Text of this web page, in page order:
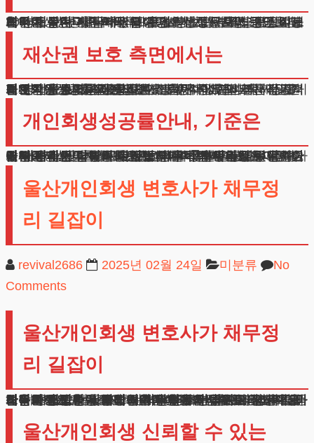
개인회생성공률 구체적으로 살펴보면, 사업 운영 실패의 경우 관련 세금계산서나 폐업신고서, 질병치료비로 인한 채무는 진단서와 영수증, 생활비 부족으로 인한 채무는 실직 기록이나 급여명세서 등으로 입증이 가능합니다.
이러한 불가피한 채무 발생 경위는 법원에서 긍정적으로 검토됩니다. 실제 사례를 보면, 채무발생 원인을 명확히 입증한 사건의 경우 개인회생성공률이 평균보다 20% 이상 높게 나타났습니다.
재산권 보호 측면에서는
개인회생성공률 재산권 보호 측면에서는 더욱 세밀한 검토가 필요합니다.
기본적인 주거공간은 물론, 생계유지에 필요한 자동차나 영업용 설비, 일상생활에 필수적인 가전제품 등도 보호받을 수 있습니다.
개인회생성공률을 높이면서도 동시에 귀하의 재산을 최대한 보호하는 균형잡힌 전략이 중요합니다. 장기적인 경제활동 계획 수립도 간과할 수 없습니다.
변제기간 동안의 생활설계와 함께, 이후의 경제적 재기를 위한 준비도 필요합니다.
개인회생성공률안내, 기준은
개인회생성공률안내 관련하여 주목할 만한 또 다른 요소는 변제금 납부의 안정성입니다. 자동이체 설정이나 급여공제 등을 활용하면 납부 누락의 위험을 줄일 수 있습니다.
실제로 자동이체를 활용한 사례의 변제 완료율이 일반 납부 사례보다 높게 나타났습니다. 채무조정은 단순한 부채 경감이 아닌, 새로운 경제적 출발을 위한 과정입니다.
이 과정에서 발생하는 모든 법률적 문제와 실무적 절차에 대해 상세한 자문이 필요하실 것입니다.
위 내용과 관련하여 추가로 궁금하신 사항이 있으시다면 언제든 상담해 드리겠습니다. 충분한 상담을 통해 가장 적합한 방법을 찾아보시기 바랍니다.
울산개인회생 변호사가 채무정
리 길잡이
revival2686 2025년 02월 24일 미분류
No
Comments
울산개인회생 변호사가 채무정
리 길잡이
안녕하세요, 법무법인 테헤란 변호사입니다. 경제적 어려움으로 인한 스트레스와 불안감을 겪고 계신 분들께 도움이 되고자 합법적인 해결책을 안내해드리고자 합니다.
채무조정제도는 크게 개인회생과 파산으로 나뉩니다. 개인회생은 정기적인 수입이 있는 분들이 일정 기간 동안 가용소득을 납부하여 채무를 조정받는 제도이며, 파산은 채무상환이 불가능한 상황에서 법원의 결정으로 채무를 면책받는 제도입니다.
법원의 중지명령은 채권추심이나 가압류를 막아주어 안정적인 생활을 보장해주는 제도입니다.
이러한 제도들을 통해 의뢰인분들께서 새로운 시작을 하실 수 있습니다. 저희는 의뢰인의 상황에 따라 가장 적합한 방법을 찾아드리고, 성공적인 절차 진행을 도와드립니다.
울산개인회생 신뢰할 수 있는